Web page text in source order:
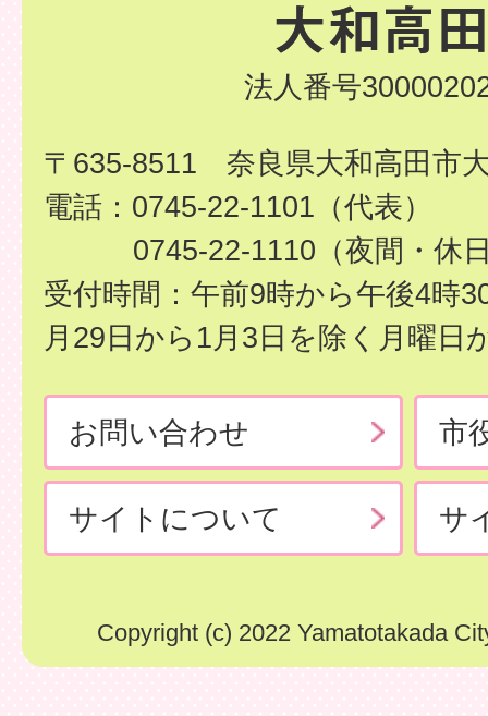
法人番号
〒635-8511 奈良県大和高田市
電話：0745-22-1101（代表）
0745-22-1110（夜間・休
受付時間：午前9時から午後4時
月29日から1月3日を除く月曜日
お問い合わせ 市
サイトについて サ
Copyright (c) 2022 Yamatotakada